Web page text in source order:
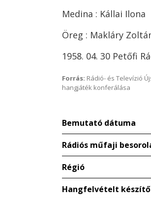
Medina : Kállai Ilona
Öreg : Makláry
1958. 04. 30 Petőfi
Forrás: Rádió- és Televízió
hangjáték konferálása
Bemutató dátuma
Rádiós műfaji
Régió
Hangfelvételt